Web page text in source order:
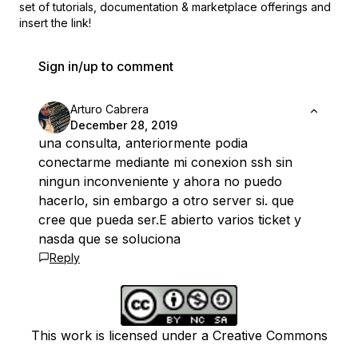
set of tutorials, documentation & marketplace offerings and
insert the link!
Sign in/up to comment
Arturo Cabrera
December 28, 2019
una consulta, anteriormente podia
conectarme mediante mi conexion ssh sin
ningun inconveniente y ahora no puedo
hacerlo, sin embargo a otro server si. que
cree que pueda ser.E abierto varios ticket y
nasda que se soluciona
Reply
This work is licensed under a Creative Commons